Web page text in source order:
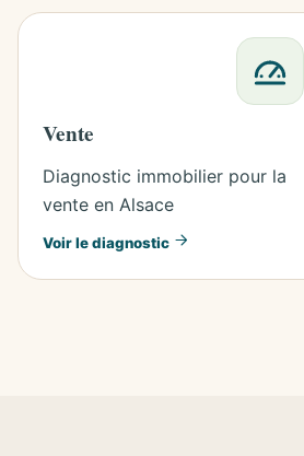
Vente
Diagnostic immobilier pour la
vente en Alsace
Voir le diagnostic